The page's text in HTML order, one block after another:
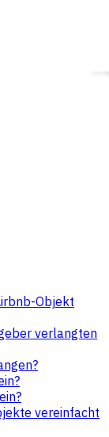
Objekt
verlangten
vereinfacht